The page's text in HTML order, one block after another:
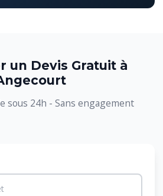
un Devis Gratuit à
sous 24h - Sans engagement